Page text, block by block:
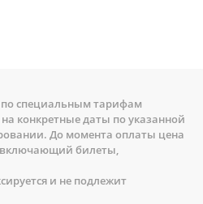
по специальным тарифам
конкретные даты по указанной
До момента оплаты цена
включающий билеты,
и не подлежит